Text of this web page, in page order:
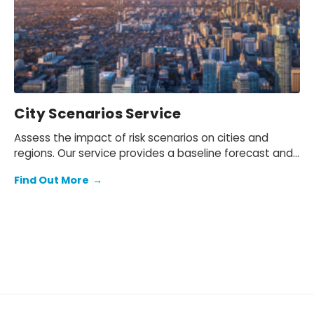
City Scenarios Service
Assess the impact of risk scenarios on cities and
regions. Our service provides a baseline forecast and
economic and demographic indicators for each
Find Out More →